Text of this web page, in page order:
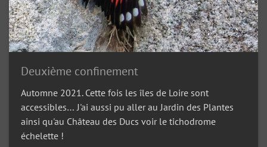
Deuxième confinement
Automne 2021. Cette fois les îles de Loire sont
accessibles… J'ai aussi pu aller au Jardin des Plantes
ainsi qu'au Château des Ducs voir le tichodrome
échelette !